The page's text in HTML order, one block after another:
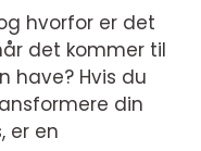
hvorfor er det
det kommer til
have? Hvis du
din
er en